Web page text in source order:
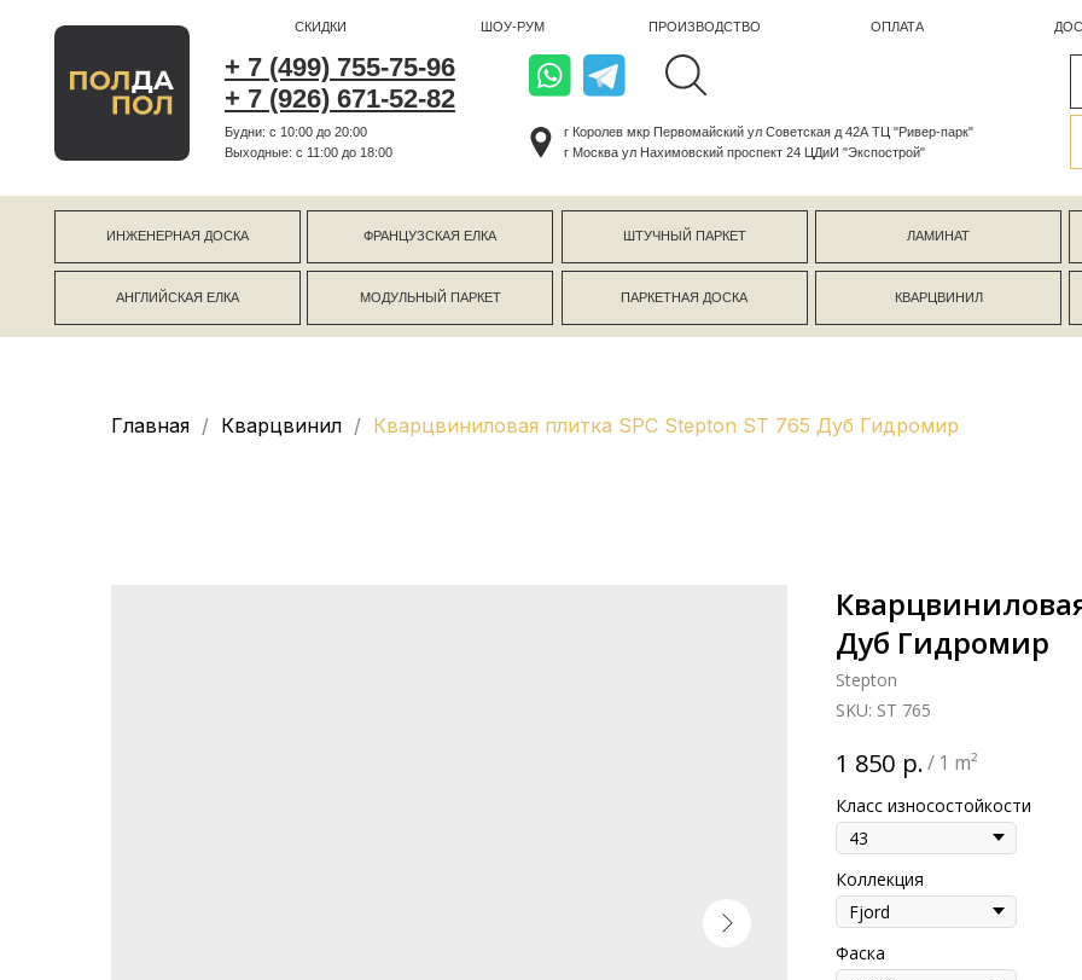
+ 7 (499) 755-75-96
+ 7 (926) 671-52-82
СКИДКИ ШОУ-РУМ ПРОИЗВОДСТВО
Будни: с 10:00 до 20:00
Выходные: c 11:00 до 18:00
г Москва ул Нахимовский проспект 24 ЦДиИ "Экспострой"
ИНЖЕНЕРНАЯ ДОСКА
АНГЛИЙСКАЯ ЕЛКА
ФРАНЦУЗСКАЯ ЕЛКА
ПАРКЕТНАЯ ДОСКА
МОДУЛЬНЫЙ ПАРКЕТ
ШТУЧНЫЙ ПАРКЕТ
КВАРЦВИНИЛ СТЕНОВЫЕ
ЛАМИНАТ
Главная Кварцвинил Кварцвиниловая плитка SPC Stepton ST 765 Дуб Гидромир
Дуб Гидромир
Stepton
SKU: ST 765
1 850 р./ 1 m²
Класс износостойкости
Коллекция
Фаска